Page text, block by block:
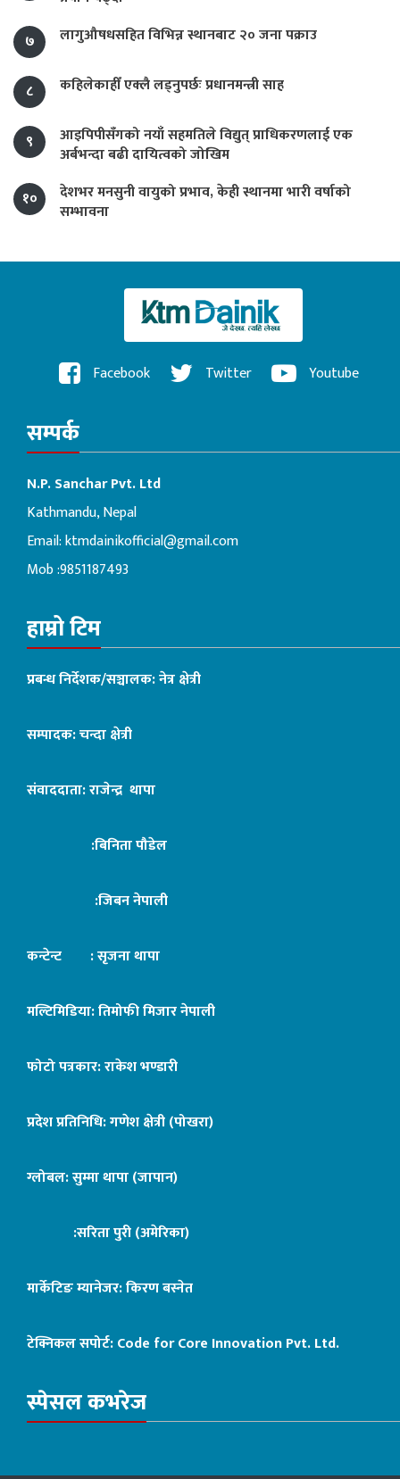
७
लागुऔषधसहित विभिन्न स्थानबाट २० जना पक्राउ
८ कहिलेकाहीँ एक्लै लड्नुपर्छः प्रधानमन्त्री साह
९
आइपिपीसँगको नयाँ सहमतिले विद्युत् प्राधिकरणलाई एक
अर्बभन्दा बढी दायित्वको जोखिम
१०
देशभर मनसुनी वायुको प्रभाव, केही स्थानमा भारी वर्षाको
सम्भावना
Facebook Twitter Youtube
सम्पर्क
N.P. Sanchar Pvt. Ltd
Kathmandu, Nepal
Email:ktmdainikofficial@gmail.com
Mob :9851187493
हाम्रो टिम
प्रबन्ध निर्देशक/सञ्चालक: नेत्र क्षेत्री
सम्पादक: चन्दा क्षेत्री
संवाददाता: राजेन्द्र थापा
:बिनिता पौडेल
:जिबन नेपाली
कन्टेन्ट : सृजना थापा
मल्टिमिडिया: तिमोफी मिजार नेपाली
फोटो पत्रकार: राकेश भण्डारी
प्रदेश प्रतिनिधि: गणेश क्षेत्री (पोखरा)
ग्लोबल: सुम्मा थापा (जापान)
:सरिता पुरी (अमेरिका)
मार्केटिङ म्यानेजर: किरण बस्नेत
टेक्निकल सपोर्ट:Code for Core Innovation Pvt. Ltd.
स्पेसल कभरेज